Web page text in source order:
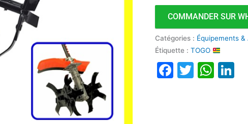
COMMANDER SUR
Catégories : Équipements
Étiquette :TOGO
Facebook
Twitter